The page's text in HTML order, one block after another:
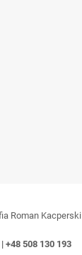
Roman Kacperski
+48 508 130 193